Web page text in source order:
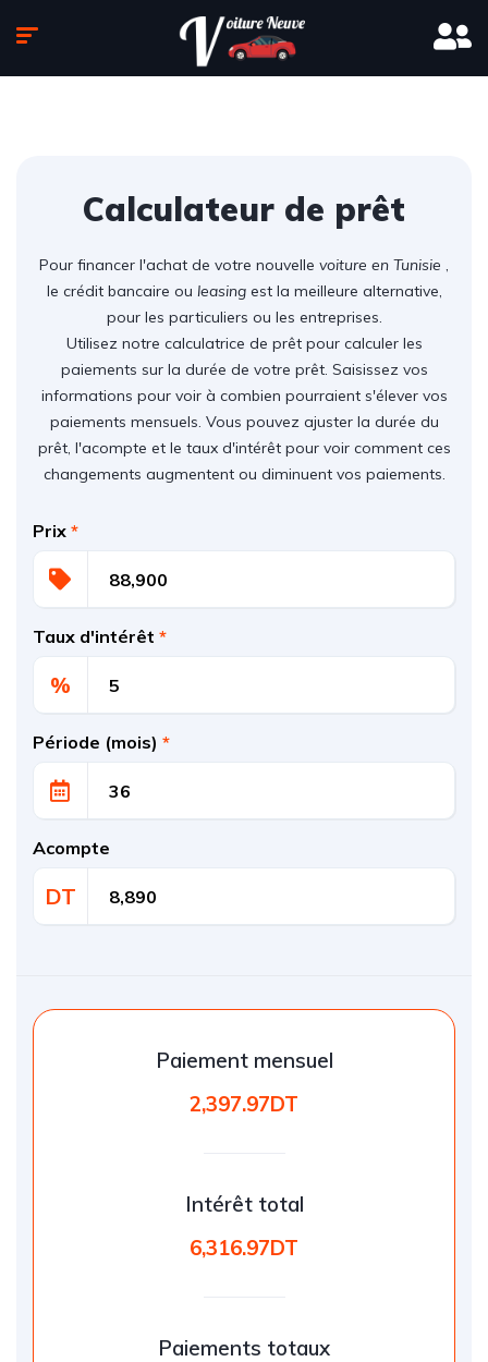
Calculateur de prêt
Pour financer l'achat de votre nouvelle voiture en Tunisie ,
le crédit bancaire ou leasingest la meilleure alternative,
pour les particuliers ou les entreprises.
Utilisez notre calculatrice de prêt pour calculer les
paiements sur la durée de votre prêt. Saisissez vos
informations pour voir à combien pourraient s'élever vos
paiements mensuels. Vous pouvez ajuster la durée du
prêt, l'acompte et le taux d'intérêt pour voir comment ces
changements augmentent ou diminuent vos paiements.
Prix *
Taux d'intérêt *
%
Période (mois) *
Acompte
DT
Paiement mensuel
2,397.97DT
Intérêt total
6,316.97DT
Paiements totaux